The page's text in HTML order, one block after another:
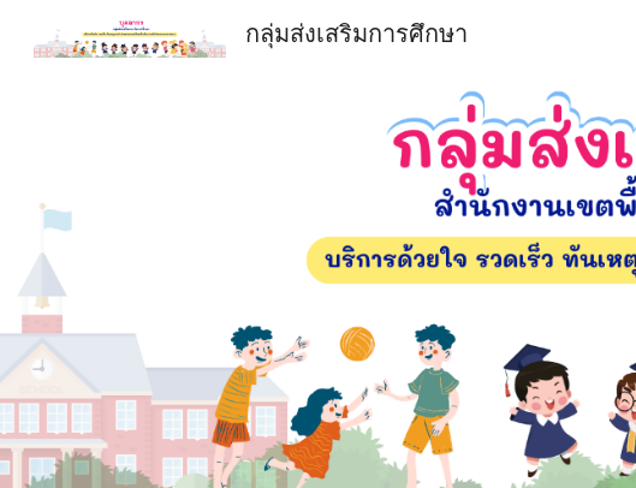
Skip to main
กลุ่มส่งเสริมการศึกษา